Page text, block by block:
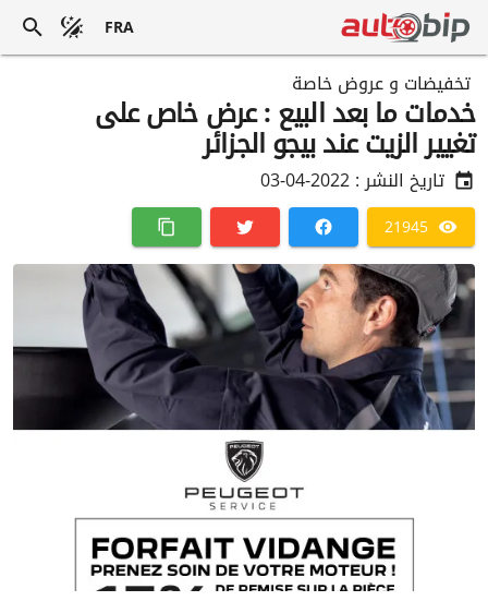
FRA
تخفيضات و عروض خاصة
خدمات ما بعد البيع : عرض خاص على
تغيير الزيت عند بيجو الجزائر
تاريخ النشر :2022-04-03
21945